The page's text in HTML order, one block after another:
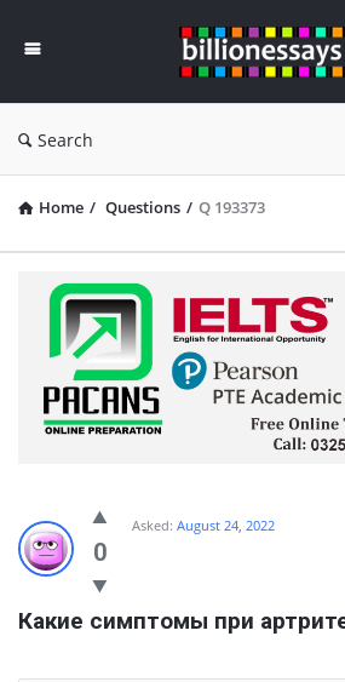
Essays
Search
Home / Questions / Q 193373
0
Asked: August 24, 2022
Какие симптомы при